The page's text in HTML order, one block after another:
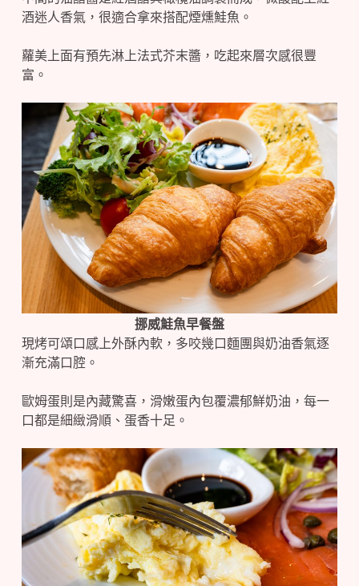
酒迷人香氣，很適合拿來搭配煙燻鮭魚。
蘿美上面有預先淋上法式芥末醬，吃起來層次感很豐
富。
挪威鮭魚早餐盤
現烤可頌口感上外酥內軟，多咬幾口麵團與奶油香氣逐
漸充滿口腔。
歐姆蛋則是內藏驚喜，滑嫩蛋內包覆濃郁鮮奶油，每一
口都是細緻滑順、蛋香十足。